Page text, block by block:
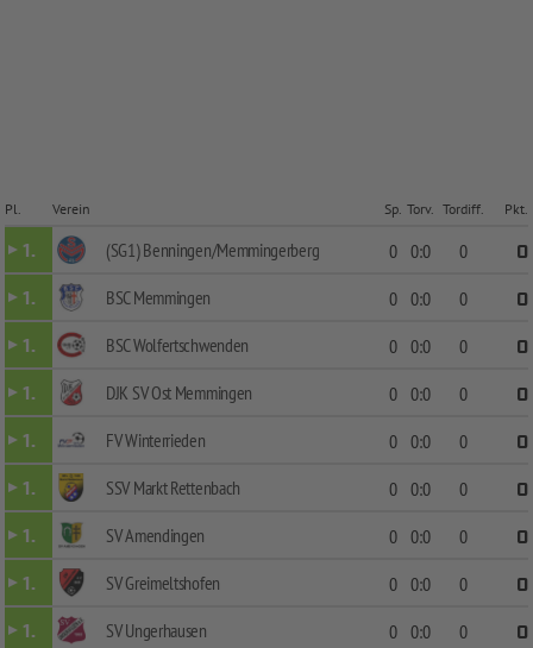
Pl. Verein Sp. Torv. Tordiff. Pkt.
1. (SG1) Benningen/Memmingerberg 0 0:0 0
0
1.
BSC Memmingen 0 0:0 0
0
1.
BSC Wolfertschwenden 0 0:0 0
0
1.
DJK SV Ost Memmingen 0 0:0 0
0
1.
FV Winterrieden 0 0:0 0
0
1.
SSV Markt Rettenbach 0 0:0 0
0
1.
SV Amendingen 0 0:0 0
0
1.
SV Greimeltshofen 0 0:0 0
0
1.
SV Ungerhausen 0 0:0 0 0